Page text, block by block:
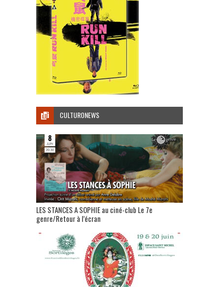
CULTURONEWS
LES STANCES A SOPHIE au ciné-club Le 7e
genre/Retour à l’écran